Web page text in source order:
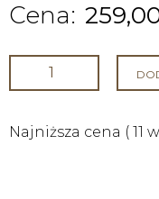
Najniższa cena (11